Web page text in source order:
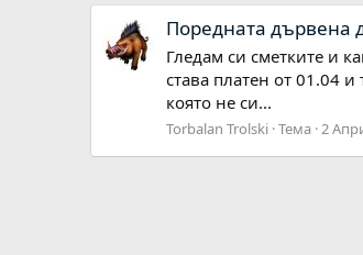
Поредната дървена
Гледам си сметките и
става платен от 01.04
която не си...
Torbalan Trolski Тема 2